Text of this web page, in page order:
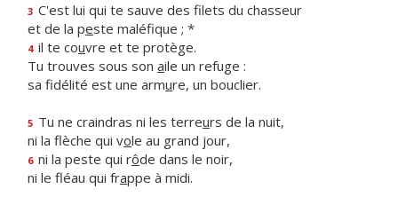
3 C'est lui qui te sauve des filets du chasseur
et de la peste maléfique ; *
4 il te couvre et te protège.
Tu trouves sous son aile un refuge :
sa fidélité est une armure, un bouclier.
5 Tu ne craindras ni les terreurs de la nuit,
ni la flèche qui vole au grand jour,
6 ni la peste qui rôde dans le noir,
ni le fléau qui frappe à midi.